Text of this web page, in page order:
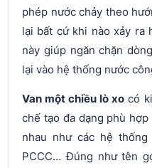
phép nước chảy theo
lại bất cứ khi nào xảy ra
này giúp ngăn chặn
lại vào hệ thống nước
Van một chiều lò xo có
chế tạo đa dạng phù
nhau như các hệ thống
PCCC… Đúng như tên